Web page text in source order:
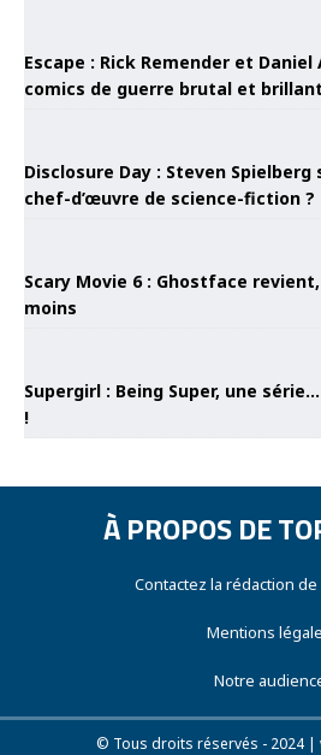
Escape : Rick Remender et
comics de guerre brutal et brillant
Disclosure Day : Steven
chef-d’œuvre de science-fiction ?
Scary Movie 6 : Ghostface
moins
Supergirl : Being Super, une
!
À PROPOS DE
Contactez la rédaction de
Mentions
Notre
© Tous droits réservés - 2024 |